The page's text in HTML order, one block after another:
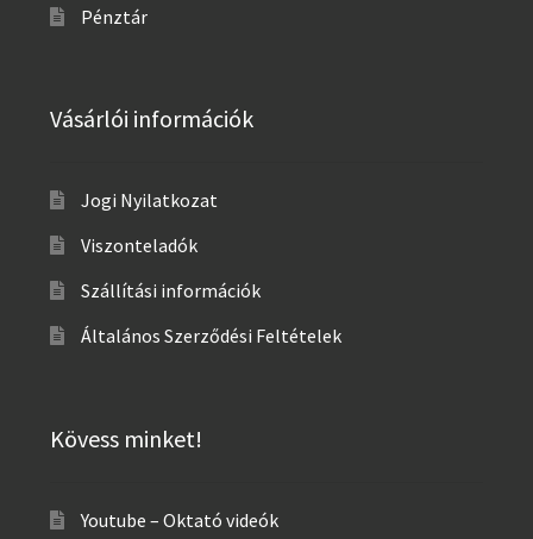
Pénztár
Vásárlói információk
Jogi Nyilatkozat
Viszonteladók
Szállítási információk
Általános Szerződési Feltételek
Kövess minket!
Youtube – Oktató videók